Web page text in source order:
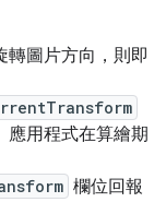
轉圖片方向，則即
應用程式在算繪期
欄位回報